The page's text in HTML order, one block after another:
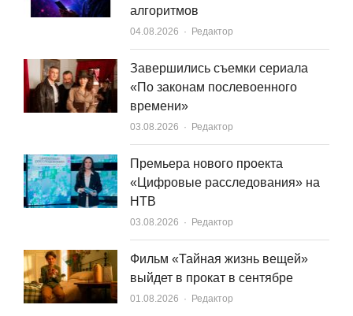
алгоритмов
04.08.2026 Author
Редактор
Завершились съемки сериала
«По законам послевоенного
времени»
03.08.2026 Author
Редактор
Премьера нового проекта
«Цифровые расследования» на
НТВ
03.08.2026 Author
Редактор
Фильм «Тайная жизнь вещей»
выйдет в прокат в сентябре
01.08.2026 Author
Редактор